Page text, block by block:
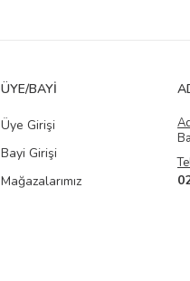
ÜYE/BAYI
Üye Girişi
Bayi Girişi
Mağazalarımız